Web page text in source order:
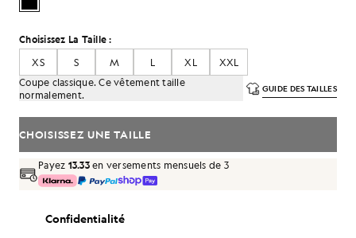
Choisissez La Taille :
XS
S M L XL
XXL
Coupe classique. Ce vêtement taille
normalement.
GUIDE DES TAILLES
CHOISISSEZ UNE TAILLE
Payez 13.33en versements mensuels de 3
Livraison à domicile et points de retrait. Retours et échanges
Confidentialité